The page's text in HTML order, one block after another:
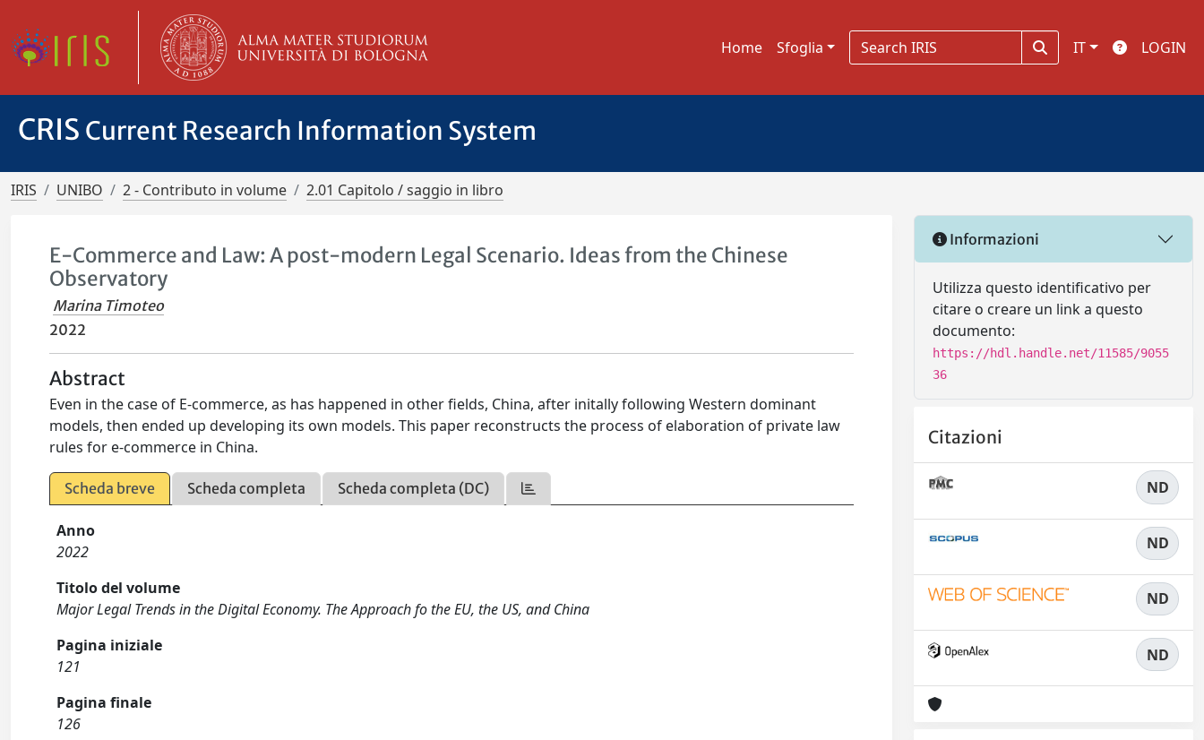
Home Sfoglia IT LOGIN
CRIS Current Research Information System
IRIS UNIBO 2 - Contributo in volume 2.01 Capitolo / saggio in libro
E-Commerce and Law: A post-modern Legal Scenario. Ideas from the Chinese
Observatory
Marina Timoteo
2022
Abstract
Even in the case of E-commerce, as has happened in other fields, China, after initally following Western dominant
models, then ended up developing its own models. This paper reconstructs the process of elaboration of private law
rules for e-commerce in China.
Scheda breve Scheda completa Scheda completa (DC)
Anno
2022
Titolo del volume
Major Legal Trends in the Digital Economy. The Approach fo the EU, the US, and China
Pagina iniziale
121
Pagina finale
126
Informazioni
Utilizza questo identificativo per
citare o creare un link a questo
documento:
https://hdl.handle.net/11585/9055
36
Citazioni
ND
ND
ND
ND